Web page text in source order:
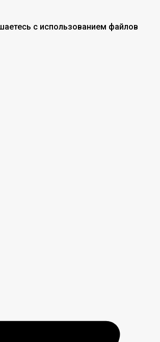
с использованием файлов